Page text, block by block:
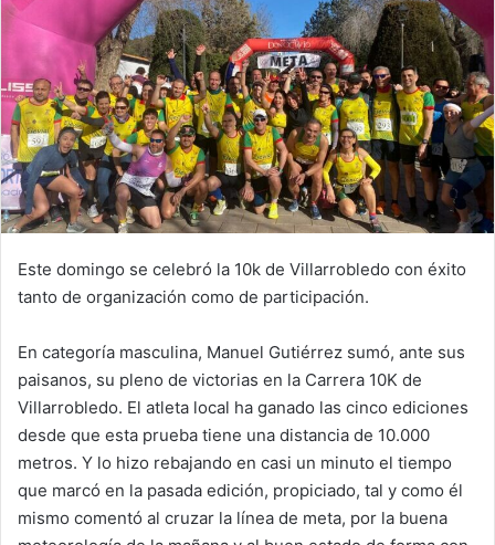
Este domingo se celebró la 10k de Villarrobledo con éxito
tanto de organización como de participación.
En categoría masculina, Manuel Gutiérrez sumó, ante sus
paisanos, su pleno de victorias en la Carrera 10K de
Villarrobledo. El atleta local ha ganado las cinco ediciones
desde que esta prueba tiene una distancia de 10.000
metros. Y lo hizo rebajando en casi un minuto el tiempo
que marcó en la pasada edición, propiciado, tal y como él
mismo comentó al cruzar la línea de meta, por la buena